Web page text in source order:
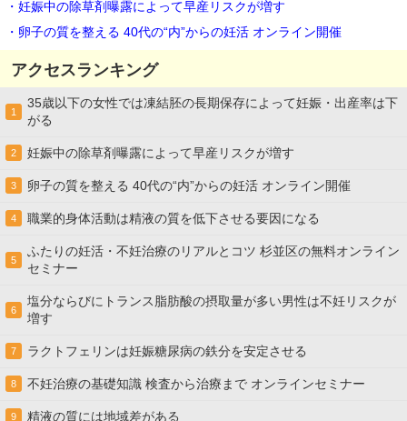
・妊娠中の除草剤曝露によって早産リスクが増す
・卵子の質を整える 40代の“内”からの妊活 オンライン開催
アクセスランキング
1
35歳以下の女性では凍結胚の長期保存によって妊娠・出産率は下
がる
2 妊娠中の除草剤曝露によって早産リスクが増す
3 卵子の質を整える 40代の“内”からの妊活 オンライン開催
4 職業的身体活動は精液の質を低下させる要因になる
5
ふたりの妊活・不妊治療のリアルとコツ 杉並区の無料オンライン
セミナー
6
塩分ならびにトランス脂肪酸の摂取量が多い男性は不妊リスクが
増す
7 ラクトフェリンは妊娠糖尿病の鉄分を安定させる
8 不妊治療の基礎知識 検査から治療まで オンラインセミナー
9 精液の質には地域差がある